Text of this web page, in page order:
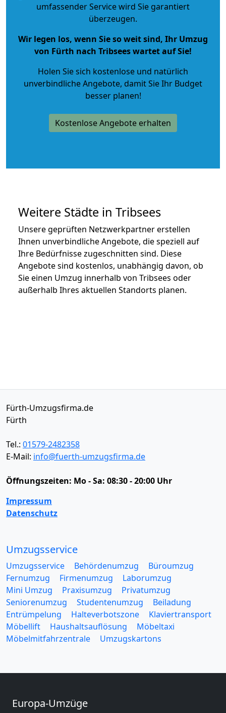
umfassender Service wird Sie garantiert
überzeugen.
Wir legen los, wenn Sie so weit sind, Ihr Umzug
von Fürth nach Tribsees wartet auf Sie!
Holen Sie sich kostenlose und natürlich
unverbindliche Angebote, damit Sie Ihr Budget
besser planen!
Kostenlose Angebote erhalten
Weitere Städte in Tribsees
Unsere geprüften Netzwerkpartner erstellen
Ihnen unverbindliche Angebote, die speziell auf
Ihre Bedürfnisse zugeschnitten sind. Diese
Angebote sind kostenlos, unabhängig davon, ob
Sie einen Umzug innerhalb von Tribsees oder
außerhalb Ihres aktuellen Standorts planen.
Fürth-Umzugsfirma.de
Fürth
Tel.: 01579-2482358
E-Mail: info@fuerth-umzugsfirma.de
Öffnungszeiten: Mo - Sa: 08:30 - 20:00 Uhr
Impressum
Datenschutz
Umzugsservice
Umzugsservice Behördenumzug
Büroumzug
Fernumzug
Firmenumzug
Laborumzug
Mini Umzug
Praxisumzug
Privatumzug
Seniorenumzug
Studentenumzug
Beiladung
Entrümpelung
Halteverbotszone
Klaviertransport
Möbellift
Haushaltsauflösung
Möbeltaxi
Möbelmitfahrzentrale
Umzugskartons
Europa-Umzüge